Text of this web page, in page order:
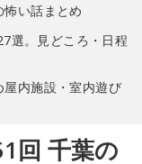
怖い話まとめ
選。見どころ・日程
内施設・室内遊び
回 千葉の